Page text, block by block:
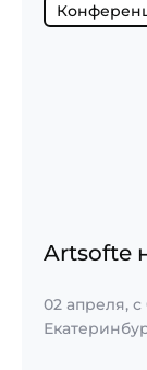
Artsofte
02 апреля, с